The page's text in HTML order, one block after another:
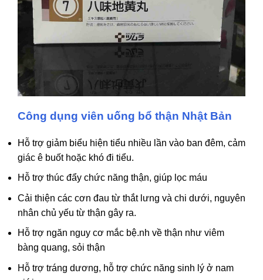
Công dụng viên uống bổ thận Nhật Bản
Hỗ trợ giảm biểu hiện tiểu nhiều lần vào ban đêm, cảm
giác ê buốt hoặc khó đi tiểu.
Hỗ trợ thúc đẩy chức năng thận, giúp lọc máu
Cải thiện các cơn đau từ thắt lưng và chi dưới, nguyên
nhân chủ yếu từ thận gây ra.
Hỗ trợ ngăn nguy cơ mắc bệ.nh về thận như viêm
bàng quang, sỏi thận
Hỗ trợ tráng dương, hỗ trợ chức năng sinh lý ở nam